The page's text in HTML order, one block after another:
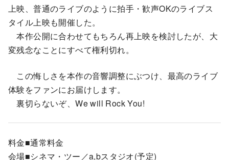
上映、普通のライブのように拍手・歓声OKのライブス
タイル上映も開催した。
本作公開に合わせてもちろん再上映を検討したが、大
変残念なことにすべて権利切れ。
この悔しさを本作の音響調整にぶつけ、最高のライブ
体験をファンにお届けします。
裏切らないぞ、We will Rock You!
料金■通常料金
会場■シネマ・ツー／a,bスタジオ(予定)